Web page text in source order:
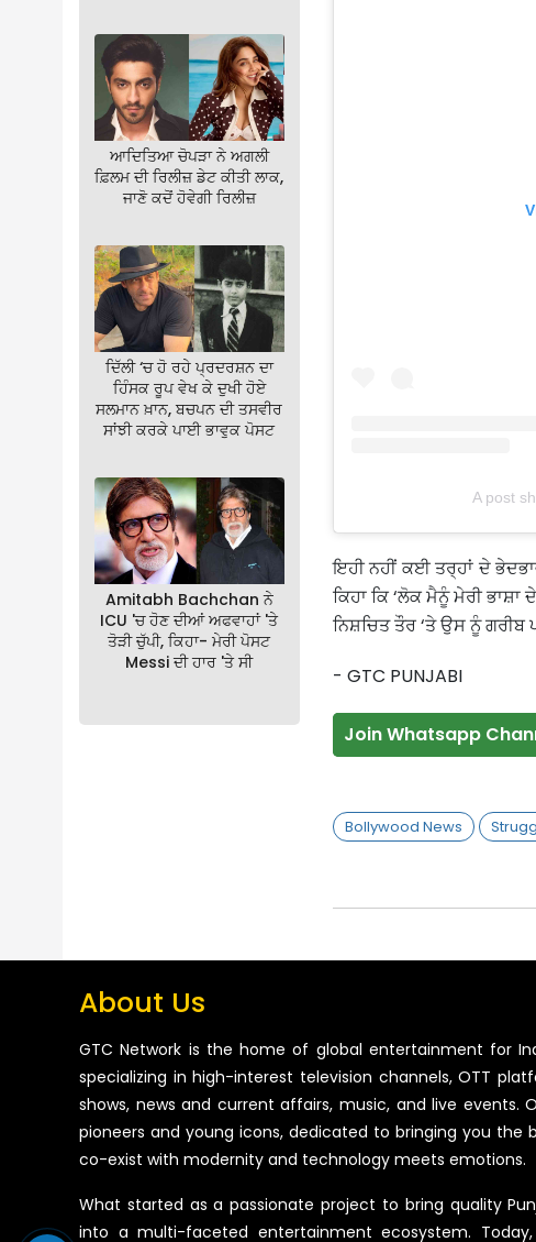
ਆਦਿਤਿਆ ਚੋਪੜਾ ਨੇ ਅਗਲੀ
ਫ਼ਿਲਮ ਦੀ ਰਿਲੀਜ਼ ਡੇਟ ਕੀਤੀ ਲਾਕ,
ਜਾਣੋ ਕਦੋਂ ਹੋਵੇਗੀ ਰਿਲੀਜ਼
ਦਿੱਲੀ ‘ਚ ਹੋ ਰਹੇ ਪ੍ਰਦਰਸ਼ਨ ਦਾ
ਹਿੰਸਕ ਰੂਪ ਵੇਖ ਕੇ ਦੁਖੀ ਹੋਏ
ਸਲਮਾਨ ਖ਼ਾਨ, ਬਚਪਨ ਦੀ ਤਸਵੀਰ
ਸਾਂਝੀ ਕਰਕੇ ਪਾਈ ਭਾਵੁਕ ਪੋਸਟ
Amitabh Bachchan ਨੇ
ICU 'ਚ ਹੋਣ ਦੀਆਂ ਅਫਵਾਹਾਂ 'ਤੇ
ਤੋੜੀ ਚੁੱਪੀ, ਕਿਹਾ- ਮੇਰੀ ਪੋਸਟ
Messi ਦੀ ਹਾਰ 'ਤੇ ਸੀ
A post
ਇਹੀ ਨਹੀਂ ਕਈ ਤਰ੍ਹਾਂ ਦੇ
ਕਿਹਾ ਕਿ ‘ਲੋਕ ਮੈਨੂੰ ਮੇਰੀ
ਨਿਸ਼ਚਿਤ ਤੌਰ ‘ਤੇ ਉਸ ਨੂੰ ਗਰੀਬ
- GTC PUNJABI
Join Whatsapp
Bollywood News
About Us
GTC Network is the home of global entertainment for
specializing in high-interest television channels, OTT
shows, news and current affairs, music, and live
pioneers and young icons, dedicated to bringing you the
co-exist with modernity and technology meets emotions.
What started as a passionate project to bring quality
into a multi-faceted entertainment ecosystem.